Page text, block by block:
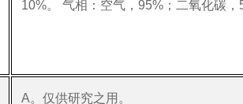
10%。 气相：空气，95%；二氧化碳，
A。仅供研究之用。